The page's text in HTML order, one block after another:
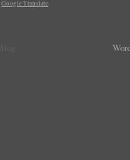
Google Translate.